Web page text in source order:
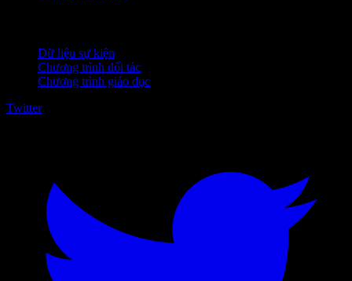
Dữ liệu sự kiện
Chương trình đối tác
Chương trình giáo dục
Twitter